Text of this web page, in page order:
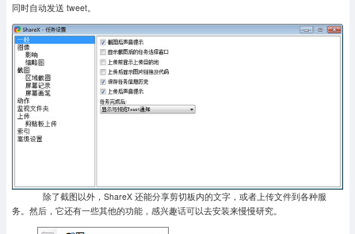
同时自动发送 tweet。
除了截图以外，ShareX 还能分享剪切板内的文字，或者上传文件到各种服
务。然后，它还有一些其他的功能，感兴趣话可以去安装来慢慢研究。